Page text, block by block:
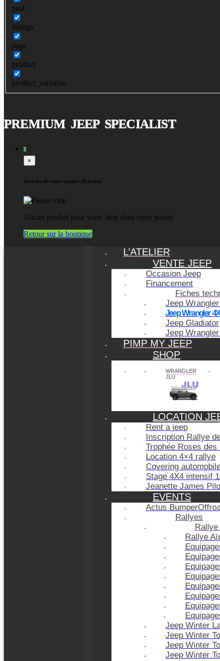
post
listings
page
product
product_variation
PREMIUM JEEP SPECIALIST
0
×
Articles de votre panier (0 items)
Aucun produit pour votre Jeep dans votre panier
Retour sur la boutique
L’ATELIER
VENTE JEEP
Occasion Jeep
Financement
Fiches
Jeep
Jeep Wrangler
Jeep Gladiator
Jeep
PIMP MY JEEP
SHOP
WRANGLER
JLU
LOCATION
Rent a jeep
Inscription Rallye
Trophée Roses des
Location 4×4 rallye
Covering
Stage 4X4 intensif
Jeanette James
EVENTS
Actus
Rallyes
Rallye
Jeep Winter
Jeep Winter
Jeep Winter
Jeep Winter